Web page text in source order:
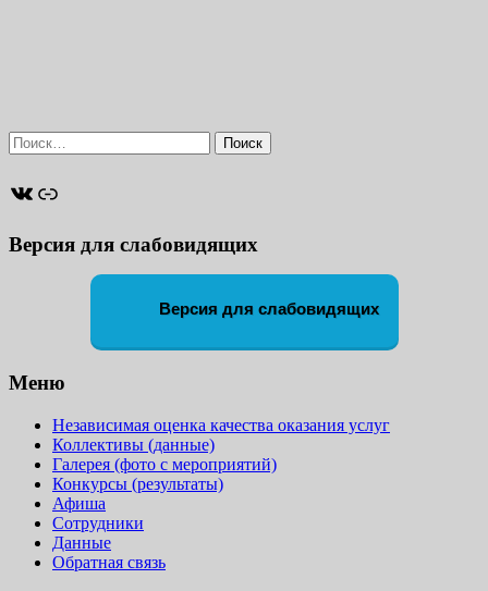
Найти:
ВКонтакте
Ссылка
Версия для слабовидящих
Версия для слабовидящих
Меню
Независимая оценка качества оказания услуг
Коллективы (данные)
Галерея (фото с мероприятий)
Конкурсы (результаты)
Афиша
Сотрудники
Данные
Обратная связь